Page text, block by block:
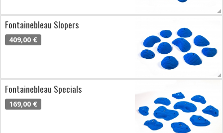
Fontainebleau Slopers
409,00 €
Fontainebleau Specials
169,00 €